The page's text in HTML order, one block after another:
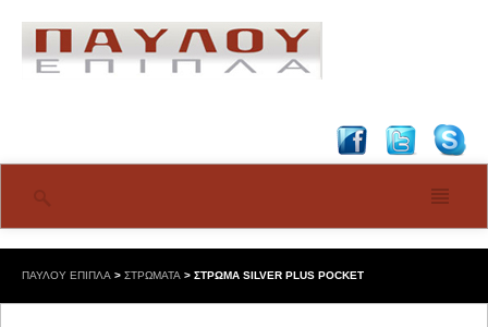
ΠΑΥΛΟΥ ΕΠΙΠΛΑ > ΣΤΡΩΜΑΤΑ > ΣΤΡΩΜΑ SILVER PLUS POCKET